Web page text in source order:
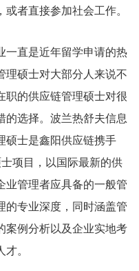
者直接参加社会工作。
一直是近年留学申请的热
理硕士对大部分人来说不
职的供应链管理硕士对很
的选择。波兰热舒夫信息
硕士是鑫阳供应链携手
项目，以国际最新的供
业管理者应具备的一般管
的专业深度，同时涵盖管
案例分析以及企业实地考
。